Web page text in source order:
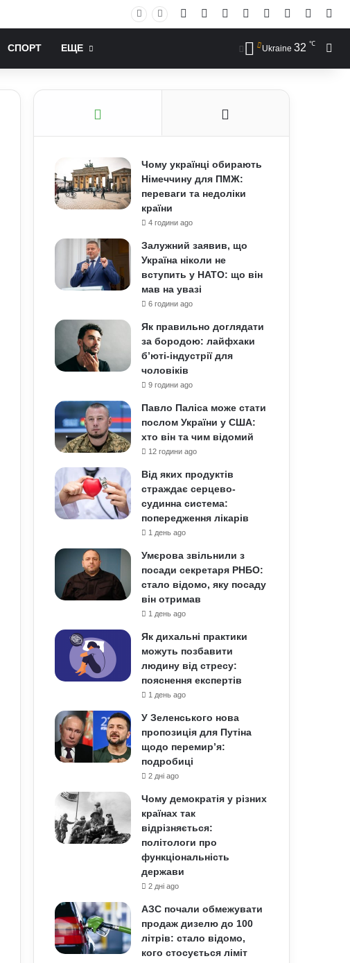
Facebook YouTubeInstagram
RSS Log In
СПОРТ ЕЩЕ Ukraine 32 ℃
Чому українці обирають
Німеччину для ПМЖ:
переваги та недоліки
країни
4 години ago
Залужний заявив, що
Україна ніколи не
вступить у НАТО: що він
мав на увазі
6 години ago
Як правильно доглядати
за бородою: лайфхаки
б’юті-індустрії для
чоловіків
9 години ago
Павло Паліса може стати
послом України у США:
хто він та чим відомий
12 години ago
Від яких продуктів
страждає серцево-
судинна система:
попередження лікарів
1 день ago
Умєрова звільнили з
посади секретаря РНБО:
стало відомо, яку посаду
він отримав
1 день ago
Як дихальні практики
можуть позбавити
людину від стресу:
пояснення експертів
1 день ago
У Зеленського нова
пропозиція для Путіна
щодо перемир’я:
подробиці
2 дні ago
Чому демократія у різних
країнах так
відрізняється:
політологи про
функціональність
держави
2 дні ago
АЗС почали обмежувати
продаж дизелю до 100
літрів: стало відомо,
кого стосується ліміт